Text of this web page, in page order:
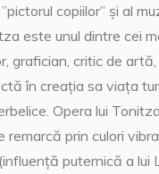
copiilor” și al
este unul dintre cei
grafician, critic de
în creația sa viața
Opera lui
remarcă prin culori
puternică a lui